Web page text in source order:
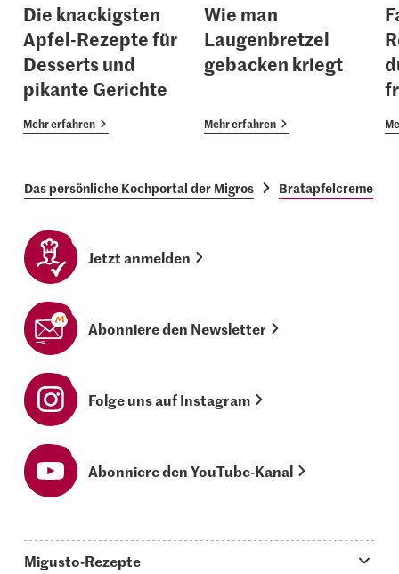
Die knackigsten
Apfel-Rezepte für
Desserts und
pikante Gerichte
Mehr erfahren
Wie man
Laugenbretzel
gebacken kriegt
Mehr erfahren
Das persönliche Kochportal der Migros Bratapfelcreme
Jetzt anmelden
Abonniere den Newsletter
Folge uns auf Instagram
Abonniere den YouTube-Kanal
Migusto-Rezepte